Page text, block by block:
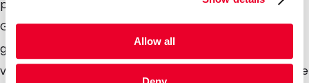
Allow all
praktischen selbstklebenden Verschlussstreifen. Das
Gewicht der Coverplus-Air-Umschläge ist um 30 %
geringer, ebenso stabiler und widerstandsfähiger, als
vergleichbare Umschläge. Somit sparen Sie erhebliche